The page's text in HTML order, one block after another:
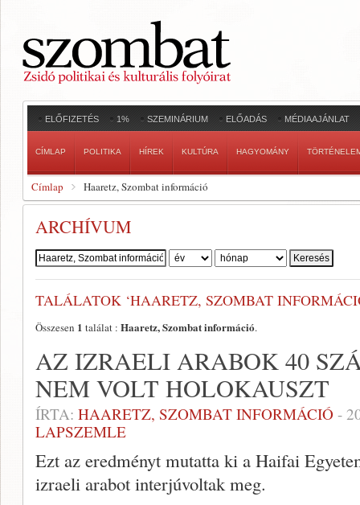
ELŐFIZETÉS 1% SZEMINÁRIUM ELŐADÁS MÉDIAAJÁNLAT
CÍMLAP POLITIKA HÍREK KULTÚRA HAGYOMÁNY
Címlap Haaretz, Szombat információ
ARCHÍVUM
Szerző:
TALÁLATOK ‘HAARETZ, SZOMBAT
Összesen 1 találat : Haaretz, Szombat információ.
AZ IZRAELI ARABOK 40
NEM VOLT HOLOKAUSZT
ÍRTA: HAARETZ, SZOMBAT INFORMÁCIÓ -
LAPSZEMLE
Ezt az eredményt mutatta ki a Haifai
izraeli arabot interjúvoltak meg.